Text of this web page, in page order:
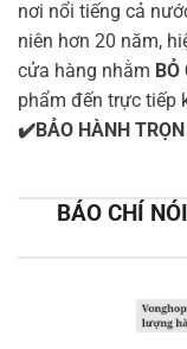
nơi nổi tiếng cả
niên hơn 20 năm,
cửa hàng nhằm BỎ
phẩm đến trực tiếp
✔️BẢO HÀNH
BÁO CHÍ